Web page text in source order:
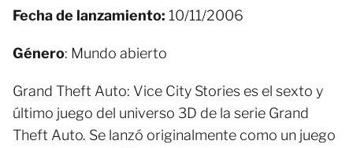
Fecha de lanzamiento: 10/11/2006
Género: Mundo abierto
Grand Theft Auto: Vice City Stories es el sexto y
último juego del universo 3D de la serie Grand
Theft Auto. Se lanzó originalmente como un juego